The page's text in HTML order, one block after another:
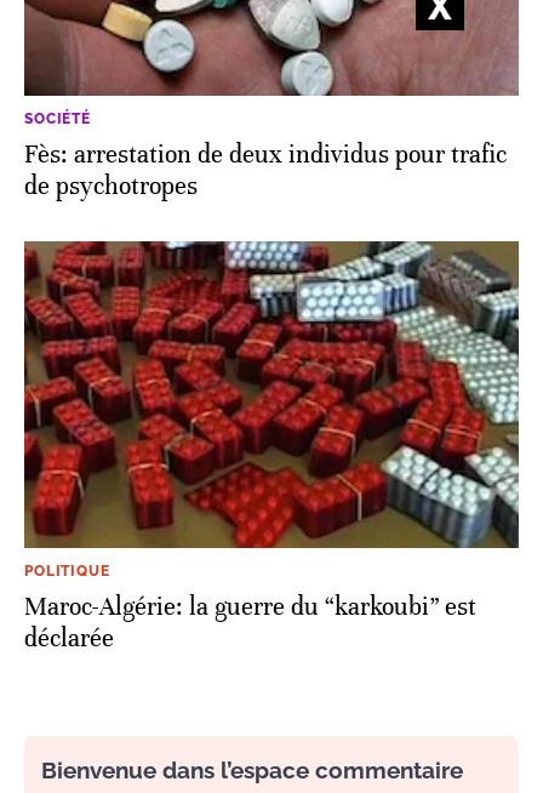
SOCIÉTÉ
Fès: arrestation de deux individus pour ‎trafic
de psychotropes
POLITIQUE
Maroc-Algérie: la guerre du “karkoubi” est
déclarée
Bienvenue dans l’espace commentaire